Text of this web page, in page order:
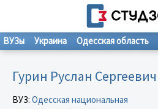
ВУЗы Украина Одесская область
Гурин Руслан Сергеевич
ВУЗ: Одесская национальная